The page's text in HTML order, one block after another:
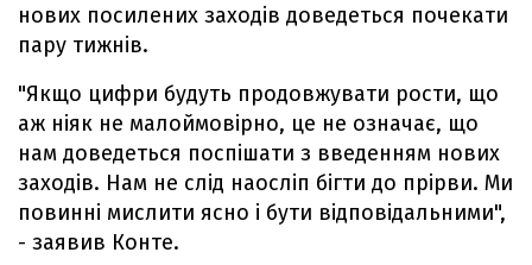
нових посилених заходів доведеться почекати
пару тижнів.
"Якщо цифри будуть продовжувати рости, що
аж ніяк не малоймовірно, це не означає, що
нам доведеться поспішати з введенням нових
заходів. Нам не слід наосліп бігти до прірви. Ми
повинні мислити ясно і бути відповідальними",
- заявив Конте.